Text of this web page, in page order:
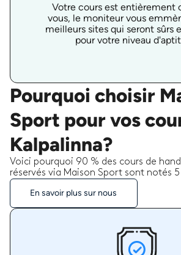
Votre cours est entièrement
vous, le moniteur vous
meilleurs sites qui seront sûrs
pour votre niveau
Pourquoi choisir
Sport pour vos
Kalpalinna?
Voici pourquoi 90 % des cours de
réservés via Maison Sport sont notés
En savoir plus sur nous